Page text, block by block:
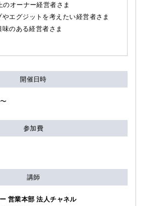
のオーナー経営者さま
やエグジットを考えたい経営者さま
味のある経営者さま
開催日時
参加費
講師
営業本部 法人チャネル